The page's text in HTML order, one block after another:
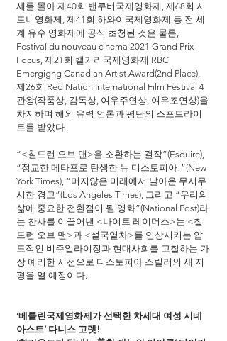
세를 몰아 제40회 밴쿠버국제영화제, 제68회 시
드니영화제, 제41회 하와이국제영화제 등 전 세
계 유수 영화제에 공식 초청된 것은 물론,
Festival du nouveau cinema 2021 Grand Prix
Focus, 제21회 캘거리국제영화제 RBC
Emergigng Canadian Artist Award(2nd Place),
제26회 Red Nation International Film Festival 4
관왕(작품상, 감독상, 여우주연상, 여우조연상)을
차지하며 해외 유력 언론과 평단의 스포트라이
트를 받았다.
“<칠드런 오브 맨>을 소환하는 걸작”(Esquire),
“정교한 메타포로 탄생한 뉴 디스토피아!”(New
York Times), “머지않은 미래에서 날아온 무시무
시한 경고”(Los Angeles Times), 그리고 “우리의
삶에 중요한 전환점이 될 영화”(National Post)라
는 찬사를 이끌어낸 <나이트 레이더스>는 <칠
드런 오브 맨>과 <설국열차>를 연상시키는 압
도적인 비주얼라이징과 현대사회를 고찰하는 가
장 예리한 시선으로 디스토피아 스릴러의 새 지
평을 열 예정이다.
‘베를린국제영화제가 선택한 차세대 여성 시네
아스트’ 다니스 고렛!